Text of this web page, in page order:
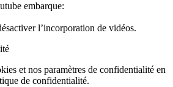
embarque:
l’incorporation de vidéos.
et nos paramètres de confidentialité en
de confidentialité.